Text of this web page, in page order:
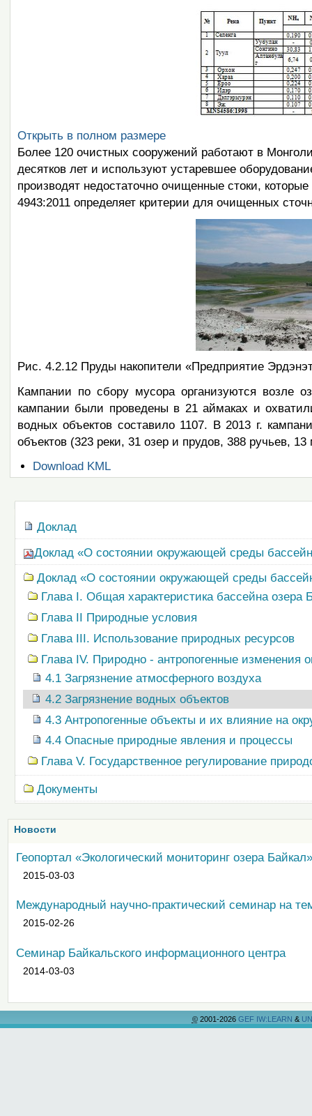
Открыть в полном размере
Более 120 очистных сооружений работают в
десятков лет и используют устаревшее
производят недостаточно очищенные стоки,
4943:2011 определяет критерии для очищенных
Рис. 4.2.12 Пруды накопители «Предприятие
Кампании по сбору мусора организуются возле
кампании были проведены в 21 аймаках и
водных объектов составило 1107. В 2013 г.
объектов (323 реки, 31 озер и прудов, 388 ручьев,
Операции
с
Download KML
Доклад
Доклад «О состоянии окружающей среды
Доклад «О состоянии окружающей среды
Глава I. Общая характеристика бассейна озера
Глава II Природные условия
Глава III. Использование природных ресурсов
Глава IV. Природно - антропогенные изменения
4.1 Загрязнение атмосферного воздуха
4.2 Загрязнение водных объектов
4.3 Антропогенные объекты и их влияние на
4.4 Опасные природные явления и процессы
Глава V. Государственное регулирование
Документы
Новости
Геопортал «Экологический мониторинг озера
2015-03-03
Международный научно-практический семинар на
2015-02-26
Семинар Байкальского информационного центра
2014-03-03
©2001-2026 GEF IW:LEARN &